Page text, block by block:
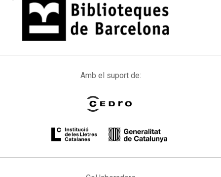
Amb el suport de: